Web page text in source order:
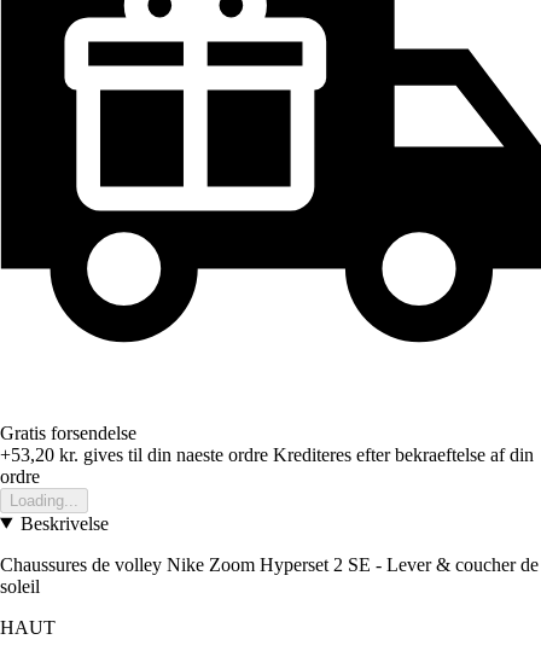
Gratis forsendelse
+53,20 kr. gives til din naeste ordre Krediteres efter bekraeftelse af din
ordre
Loading...
Beskrivelse
Chaussures de volley Nike Zoom Hyperset 2 SE - Lever & coucher de
soleil
HAUT